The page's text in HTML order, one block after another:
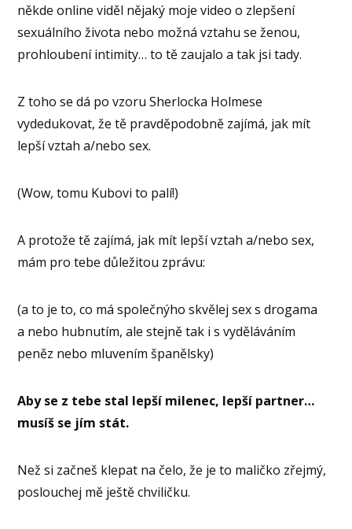
někde online viděl nějaký moje video o zlepšení
sexuálního života nebo možná vztahu se ženou,
prohloubení intimity… to tě zaujalo a tak jsi tady.
Z toho se dá po vzoru Sherlocka Holmese
vydedukovat, že tě pravděpodobně zajímá, jak mít
lepší vztah a/nebo sex.
(Wow, tomu Kubovi to palí!)
A protože tě zajímá, jak mít lepší vztah a/nebo sex,
mám pro tebe důležitou zprávu:
(a to je to, co má společnýho skvělej sex s drogama
a nebo hubnutím, ale stejně tak i s vyděláváním
peněz nebo mluvením španělsky)
Aby se z tebe stal lepší milenec, lepší partner…
musíš se jím stát.
Než si začneš klepat na čelo, že je to maličko zřejmý,
poslouchej mě ještě chviličku.